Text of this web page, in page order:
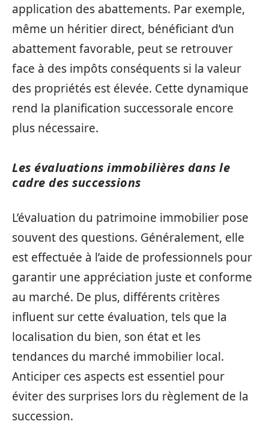
application des abattements. Par exemple,
même un héritier direct, bénéficiant d’un
abattement favorable, peut se retrouver
face à des impôts conséquents si la valeur
des propriétés est élevée. Cette dynamique
rend la planification successorale encore
plus nécessaire.
Les évaluations immobilières dans le
cadre des successions
L’évaluation du patrimoine immobilier pose
souvent des questions. Généralement, elle
est effectuée à l’aide de professionnels pour
garantir une appréciation juste et conforme
au marché. De plus, différents critères
influent sur cette évaluation, tels que la
localisation du bien, son état et les
tendances du marché immobilier local.
Anticiper ces aspects est essentiel pour
éviter des surprises lors du règlement de la
succession.